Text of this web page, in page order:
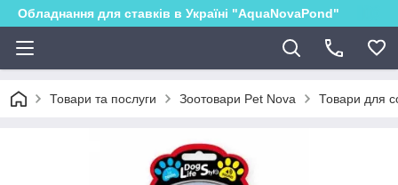
Обладнання для ставків в Україні "AquaNovaPond"
Товари та послуги Зоотовари Pet Nova Товари для